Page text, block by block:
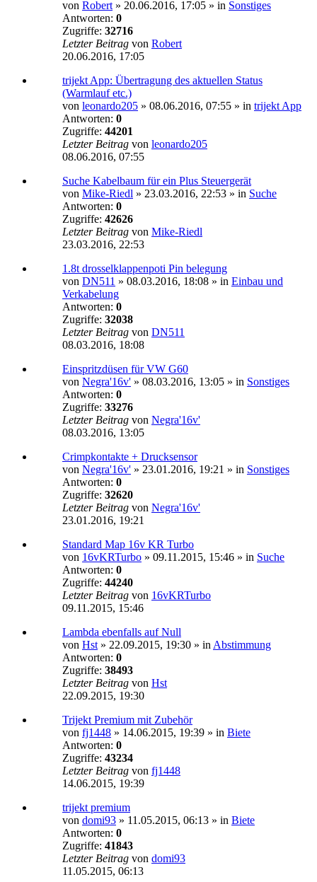
von Robert » 20.06.2016, 17:05 » in Sonstiges
Antworten: 0
Zugriffe: 32716
Letzter Beitrag von Robert
20.06.2016, 17:05
trijekt App: Übertragung des aktuellen Status
(Warmlauf etc.)
von leonardo205 » 08.06.2016, 07:55 » in trijekt App
Antworten: 0
Zugriffe: 44201
Letzter Beitrag von leonardo205
08.06.2016, 07:55
Suche Kabelbaum für ein Plus Steuergerät
von Mike-Riedl » 23.03.2016, 22:53 » in Suche
Antworten: 0
Zugriffe: 42626
Letzter Beitrag von Mike-Riedl
23.03.2016, 22:53
1.8t drosselklappenpoti Pin belegung
von DN511 » 08.03.2016, 18:08 » in Einbau und
Verkabelung
Antworten: 0
Zugriffe: 32038
Letzter Beitrag von DN511
08.03.2016, 18:08
Einspritzdüsen für VW G60
von Negra'16v' » 08.03.2016, 13:05 » in Sonstiges
Antworten: 0
Zugriffe: 33276
Letzter Beitrag von Negra'16v'
08.03.2016, 13:05
Crimpkontakte + Drucksensor
von Negra'16v' » 23.01.2016, 19:21 » in Sonstiges
Antworten: 0
Zugriffe: 32620
Letzter Beitrag von Negra'16v'
23.01.2016, 19:21
Standard Map 16v KR Turbo
von 16vKRTurbo » 09.11.2015, 15:46 » in Suche
Antworten: 0
Zugriffe: 44240
Letzter Beitrag von 16vKRTurbo
09.11.2015, 15:46
Lambda ebenfalls auf Null
von Hst » 22.09.2015, 19:30 » in Abstimmung
Antworten: 0
Zugriffe: 38493
Letzter Beitrag von Hst
22.09.2015, 19:30
Trijekt Premium mit Zubehör
von fj1448 » 14.06.2015, 19:39 » in Biete
Antworten: 0
Zugriffe: 43234
Letzter Beitrag von fj1448
14.06.2015, 19:39
trijekt premium
von domi93 » 11.05.2015, 06:13 » in Biete
Antworten: 0
Zugriffe: 41843
Letzter Beitrag von domi93
11.05.2015, 06:13